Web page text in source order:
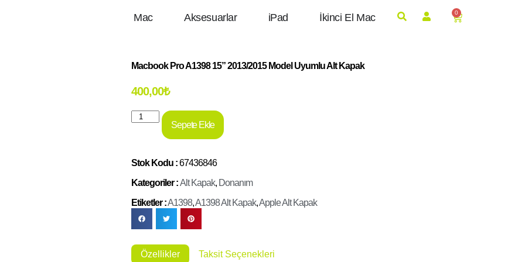
Mac Aksesuarlar iPad İkinci El Mac 0
Macbook Pro A1398 15” 2013/2015 Model Uyumlu Alt Kapak
400,00₺
Sepete Ekle
Stok Kodu :67436846
Kategoriler :Alt Kapak, Donanım
Etiketler :A1398,A1398 Alt Kapak,Apple Alt Kapak
Özellikler Taksit Seçenekleri